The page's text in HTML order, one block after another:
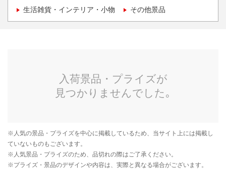
生活雑貨・インテリア・小物 その他景品